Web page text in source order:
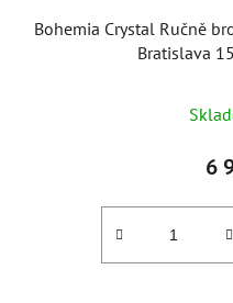
Bohemia Crystal Ručně
Bratislava
6